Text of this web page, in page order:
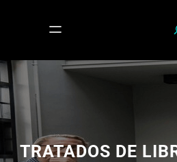
e
r
c
TRATADOS DE